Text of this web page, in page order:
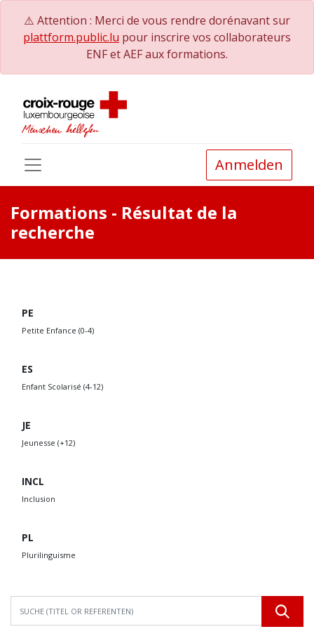
⚠️ Attention : Merci de vous rendre dorénavant sur
plattform.public.lu pour inscrire vos collaborateurs
ENF et AEF aux formations.
Anmelden
Formations - Résultat de la
recherche
PE
Petite Enfance (0-4)
ES
Enfant Scolarisé (4-12)
JE
Jeunesse (+12)
INCL
Inclusion
PL
Plurilinguisme